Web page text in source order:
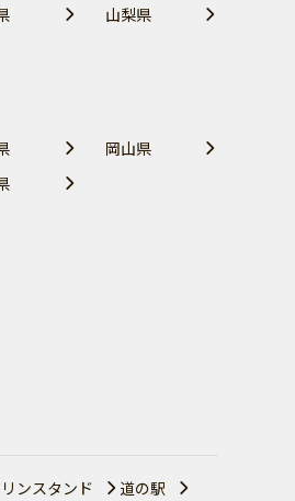
山梨県
岡山県
ンスタンド
道の駅